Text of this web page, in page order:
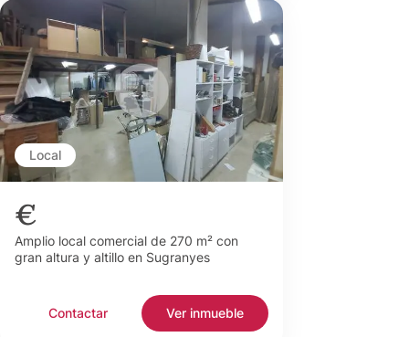
Local
€
Amplio local comercial de 270 m² con
gran altura y altillo en Sugranyes
Contactar Ver inmueble